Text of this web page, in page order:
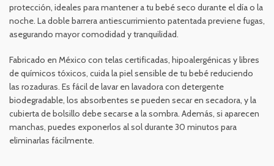
protección, ideales para mantener a tu bebé seco durante el día o la
noche. La doble barrera antiescurrimiento patentada previene fugas,
asegurando mayor comodidad y tranquilidad.
Fabricado en México con telas certificadas, hipoalergénicas y libres
de químicos tóxicos, cuida la piel sensible de tu bebé reduciendo
las rozaduras. Es fácil de lavar en lavadora con detergente
biodegradable, los absorbentes se pueden secar en secadora, y la
cubierta de bolsillo debe secarse a la sombra. Además, si aparecen
manchas, puedes exponerlos al sol durante 30 minutos para
eliminarlas fácilmente.